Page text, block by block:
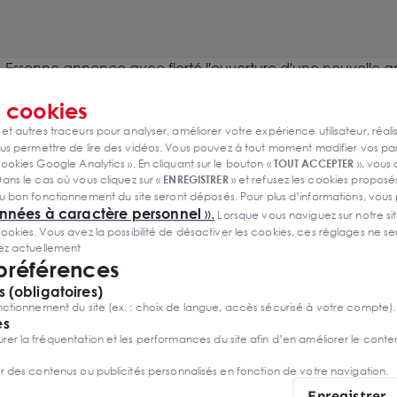
Essonne annonce avec fierté l'ouverture d'une nouvelle
Melun, marquant une expansion significative pour
stratégique pour Romain Bien
antenne à Melun représente une étape clé dans le
axe traversant, le
de 35 m² en très
pour l'entreprise. Cette expansion permet à
clients dans la région.
Seine et Marne - Essonne a été déterminant dans
a permis de trouver le local idéal répondant à tous
sur mesure souligne l'engagement d'Arthur
qui répondent précisément à leurs besoins.
cookies
et autres traceurs pour analyser, améliorer votre expérience utilisateur,
permettre de lire des vidéos. Vous pouvez à tout moment modifier vos
Google Analytics ». En cliquant sur le bouton «TOUT ACCEPTER »,
le cas où vous cliquez sur « ENREGISTRER» et refusez les cookies
bon fonctionnement du site seront déposés. Pour plus d’informations,
à caractère personnel ». Lorsque vous naviguez sur notre
Vous avez la possibilité de désactiver les cookies, ces réglages ne
actuellement
(obligatoires)
du site (ex. : choix de langue, accès sécurisé à votre compte).
la fréquentation et les performances du site afin d’en améliorer le
des contenus ou publicités personnalisés en fonction de votre navigation.